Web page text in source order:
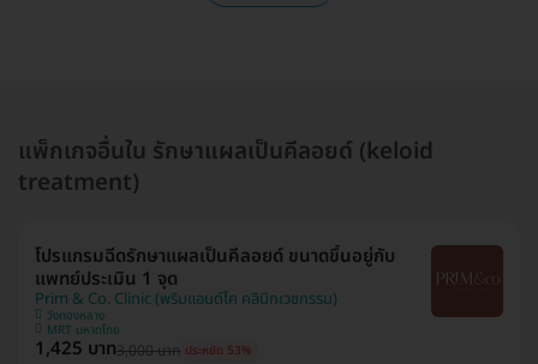
แพ็กเกจอื่นใน รักษาแผลเป็นคีลอยด์ (keloid
treatment)
โปรแกรมฉีดรักษาแผลเป็นคีลอยด์ ขนาดขึ้นอยู่กับ
แพทย์ประเมิน 1 จุด
Prim & Co. Clinic (พริมแอนด์โค คลินิกเวชกรรม)
วังทองหลาง
MRT มหาดไทย
1,425 บาท3,000 บาท ประหยัด 53%